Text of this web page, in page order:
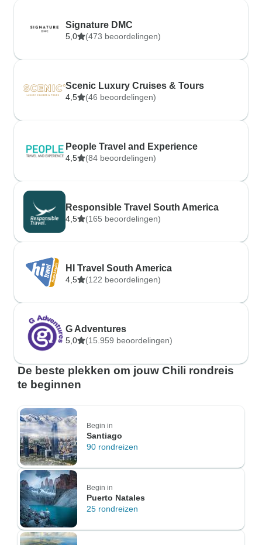
Signature DMC
5,0 (473 beoordelingen)
Scenic Luxury Cruises & Tours
4,5 (46 beoordelingen)
People Travel and Experience
4,5 (84 beoordelingen)
Responsible Travel South America
4,5 (165 beoordelingen)
HI Travel South America
4,5 (122 beoordelingen)
G Adventures
5,0 (15.959 beoordelingen)
De beste plekken om jouw Chili rondreis
te beginnen
Begin in
Santiago
90 rondreizen
Begin in
Puerto Natales
25 rondreizen